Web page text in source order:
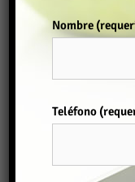
Ordenar
Nombre
Teléfono